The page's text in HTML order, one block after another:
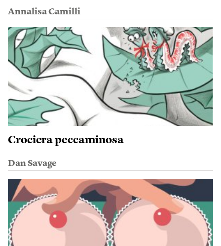
Annalisa Camilli
Crociera peccaminosa
Dan Savage